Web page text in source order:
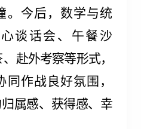
。今后，数学与统
谈话会、午餐沙
赴外考察等形式，
作战良好氛围，
属感、获得感、幸